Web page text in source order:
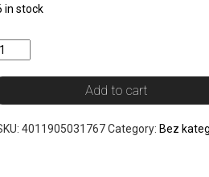
in stock
Add to cart
4011905031767Category: Bez